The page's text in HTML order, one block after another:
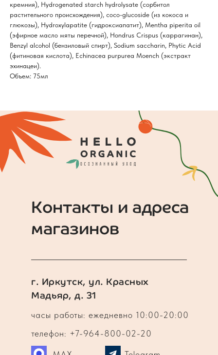
кремния), Hydrogenated starch hydrolysate (сорбитол
растительного происхождения), coco-glucoside (из кокоса и
глюкозы), Hydroxylapatite (гидроксиапатит), Mentha piperita oil
(эфирное масло мяты перечной), Hondrus Crispus (каррагинан),
Benzyl alcohol (бензиловый спирт), Sodium saccharin, Phytic Acid
(фитиновая кислота), Echinacea purpurea Moench (экстракт
эхинацеи).
Объем: 75мл
Контакты и адреса
магазинов
часы работы: ежедневно 10:00-20:00
г. Иркутск, ул. Красных
Мадьяр, д. 31
телефон: +7-964-800-02-20